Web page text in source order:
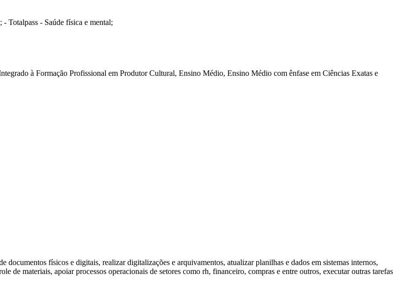
Totalpass - Saúde física e mental;
à Formação Profissional em Produtor Cultural, Ensino Médio, Ensino Médio com ênfase em Ciências Exatas e
documentos físicos e digitais, realizar digitalizações e arquivamentos, atualizar planilhas e dados em sistemas internos,
de materiais, apoiar processos operacionais de setores como rh, financeiro, compras e entre outros, executar outras tarefas